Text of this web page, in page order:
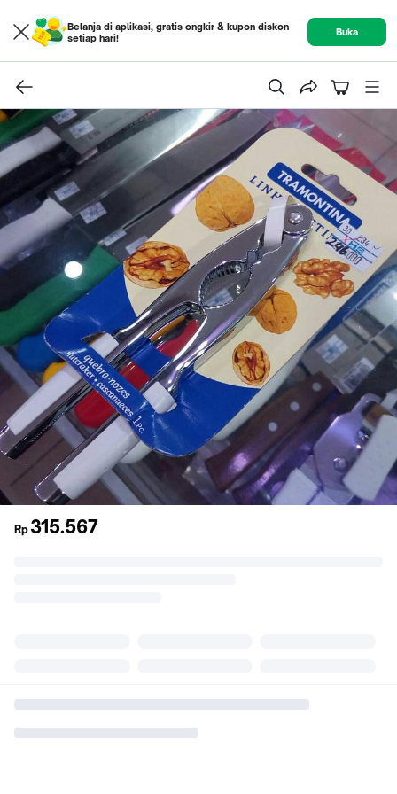
Belanja di aplikasi, gratis ongkir & kupon diskon
setiap hari!
Buka
Rp 315.567